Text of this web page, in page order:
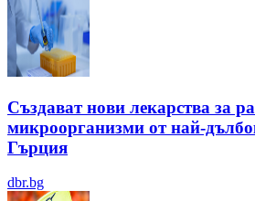
Създават нови лекарства за
микроорганизми от най-
Гърция
dbr.bg